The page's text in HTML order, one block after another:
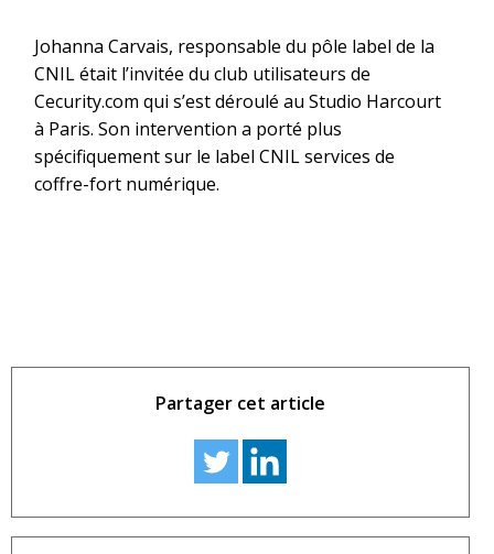
Johanna Carvais, responsable du pôle label de la
CNIL était l’invitée du club utilisateurs de
Cecurity.com qui s’est déroulé au Studio Harcourt
à Paris. Son intervention a porté plus
spécifiquement sur le label CNIL services de
coffre-fort numérique.
Partager cet article